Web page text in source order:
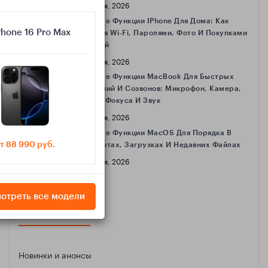
16 Апреля, 2026
Полезные Функции IPhone Для Дома: Как
Делиться Wi‑Fi, Паролями, Фото И Покупками
С Семьёй
16 Апреля, 2026
Полезные Функции MacBook Для Быстрых
Совещаний И Созвонов: Микрофон, Камера,
Режимы Фокуса И Звук
16 Апреля, 2026
Полезные Функции MacOS Для Порядка В
Скриншотах, Загрузках И Недавних Файлах
16 Апреля, 2026
КАТЕГОРИИ
Новинки и анонсы
16 Pro Max
88 990 руб.
все модели